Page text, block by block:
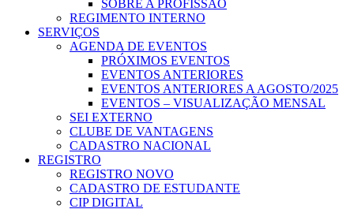
SOBRE A PROFISSÃO
REGIMENTO INTERNO
SERVIÇOS
AGENDA DE EVENTOS
PRÓXIMOS EVENTOS
EVENTOS ANTERIORES
EVENTOS ANTERIORES A AGOSTO/2025
EVENTOS – VISUALIZAÇÃO MENSAL
SEI EXTERNO
CLUBE DE VANTAGENS
CADASTRO NACIONAL
REGISTRO
REGISTRO NOVO
CADASTRO DE ESTUDANTE
CIP DIGITAL